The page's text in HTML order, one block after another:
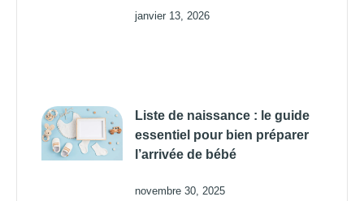
janvier 13, 2026
Liste de naissance : le guide
essentiel pour bien préparer
l’arrivée de bébé
novembre 30, 2025